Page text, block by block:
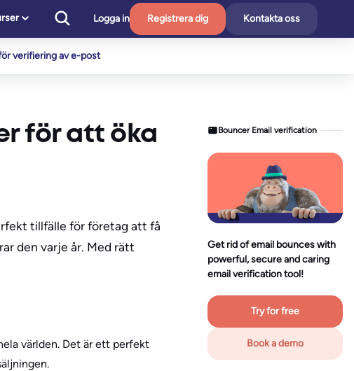
Logga in Registrera dig Kontakta oss
verifiering av e-post
för att öka
tillfälle för företag att få
den varje år. Med rätt
världen. Det är ett perfekt
Bouncer Email verification
Get rid of email bounces with
powerful, secure and caring
email verification tool!
Try for free
Book a demo